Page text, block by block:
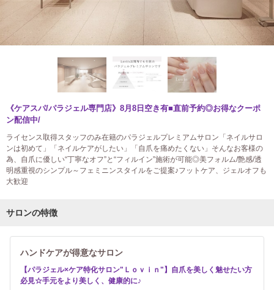
《ケアスパ/パラジェル専門店》8月8日空き有■直前予約◎お得なクーポ
ン配信中/
ライセンス取得スタッフのみ在籍のパラジェルプレミアムサロン「ネイルサロ
ンは初めて」「ネイルケアがしたい」「自爪を痛めたくない」そんなお客様の
為、自爪に優しい“丁寧なオフ”と“フィルイン”施術が可能◎美フォルム/艶感/透
明感重視のシンプル～フェミニンスタイルをご提案♪フットケア、ジェルオフも
大歓迎
サロンの特徴
ハンドケアが得意なサロン
【パラジェル×ケア特化サロン"Ｌｏｖｉｎ"】自爪を美しく魅せたい方
必見☆手元をより美しく、健康的に♪